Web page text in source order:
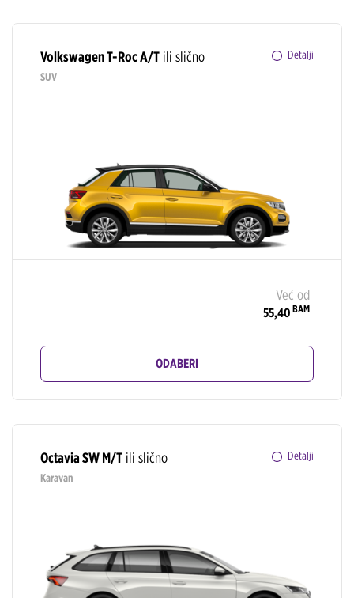
Volkswagen T-Roc A/T ili slično
Detalji
SUV
Već od
55,40 BAM
ODABERI
Octavia SW M/T ili slično
Detalji
Karavan